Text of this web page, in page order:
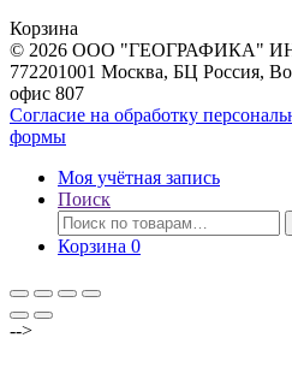
Корзина
© 2026 ООО "ГЕОГРАФИКА"
772201001 Москва, БЦ Россия,
офис 807
Согласие на обработку
формы
Моя учётная запись
Поиск
Искать:
Корзина 0
-->